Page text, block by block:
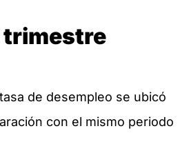
trimestre
de desempleo se ubicó
con el mismo periodo